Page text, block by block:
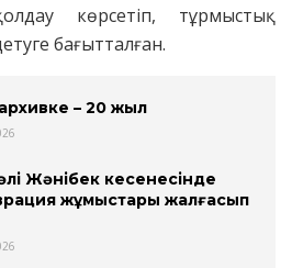
көрсетіп, тұрмыстық
бағытталған.
архивке – 20 жыл
Жәнібек кесенесінде
жұмыстары жалғасып